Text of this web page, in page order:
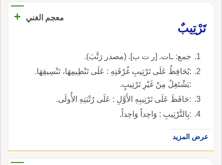
معجم الغني
+
تَرْتِيبٌ
جمع: ـات. [ر ت ب]. (مصدر رَتَّبَ).
:يُحَافِظُ عَلَى تَرْتِيبِ غُرْفَتِهِ : عَلَى تَنْظِيمِهَا، تَنْسِيقِهَا.
:يَشْتَغِلُ مِنْ غَيْرِ تَرْتِيبٍ.
:حَافَظَ عَلَى تَرْتِيبِهِ الأَوَّلِ : عَلَى رُتْبَتِهِ الأُولَى.
:بِالتَّرْتِيبِ : وَاحِداً وَاحِداً.
عرض المزيد